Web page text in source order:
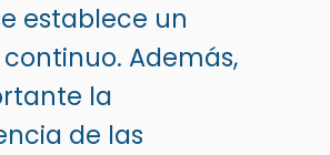
establece un
Además,
la
de las